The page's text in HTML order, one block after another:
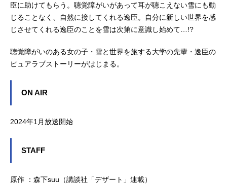
臣に助けてもらう。聴覚障がいがあって耳が聴こえない雪にも動
じることなく、自然に接してくれる逸臣。自分に新しい世界を感
じさせてくれる逸臣のことを雪は次第に意識し始めて…!?
聴覚障がいのある女の子・雪と世界を旅する大学の先輩・逸臣の
ピュアラブストーリーがはじまる。
ON AIR
2024年1月放送開始
STAFF
原作 ：森下suu（講談社「デザート」連載）